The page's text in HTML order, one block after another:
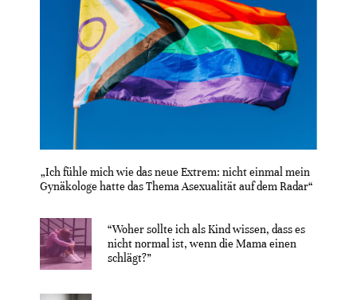
„Ich fühle mich wie das neue Extrem: nicht einmal mein
Gynäkologe hatte das Thema Asexualität auf dem Radar“
“Woher sollte ich als Kind wissen, dass es
nicht normal ist, wenn die Mama einen
schlägt?”